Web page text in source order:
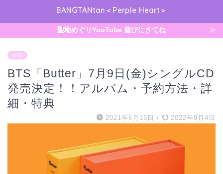
BANGTANtan＜Perple Heart＞
聖地めぐりYouTube 遊びにきてね
BTS
BTS「Butter」7月9日(金)シングルCD
発売決定！！アルバム・予約方法・詳
細・特典
2021年6月15日 / 2022年9月4日